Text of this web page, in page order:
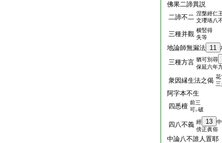
佛果二諦異説
二諦不二 涅槃經仁
文瓔珞八
三種并觀 横竪得
失等
地論師無漏法 11
三種方言 猶可別尋
保延六年
衆因縁生法之偈 花
阿字本不生
四悉檀 前三
可レ破
四八不義 經 13
傍正眞俗
中論八不誰人置耶